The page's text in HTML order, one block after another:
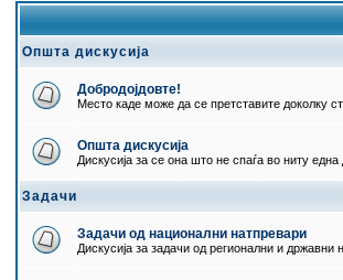
Општа дискусија
Добродојдовте!
Место каде може да се претставите доколку
Општа дискусија
Дискусија за се она што не спаѓа во ниту
Задачи
Задачи од национални натпревари
Дискусија за задачи од регионални и државни